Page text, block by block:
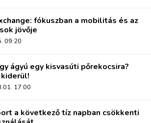
fókuszban a mobilitás és az
jövője
09:20
ágyú egy kisvasúti pőrekocsira?
17:00
a következő tíz napban csökkenti